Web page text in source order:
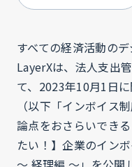
すべての経済活動の
LayerXは、法人支出
て、2023年10月1日
（以下「インボイス
論点をおさらいでき
たい！】企業のイン